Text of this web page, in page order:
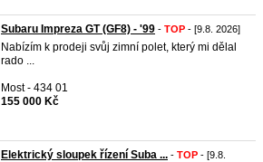
Subaru Impreza GT (GF8) - '99 - TOP - [9.8. 2026]
Nabízím k prodeji svůj zimní polet, který mi dělal
rado ...
Most - 434 01
155 000 Kč
Elektrický sloupek řízení Suba ... - TOP - [9.8.